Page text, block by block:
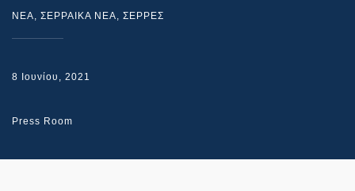
NEA, ΣΕΡΡΑΙΚΑ ΝΕΑ, ΣΕΡΡΕΣ
8 Ιουνίου, 2021
Press Room